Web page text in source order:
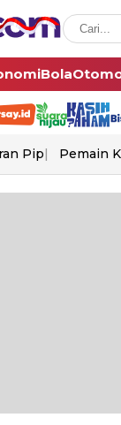
Bola
Pip Pemain